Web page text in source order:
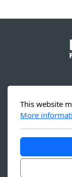
This website
More